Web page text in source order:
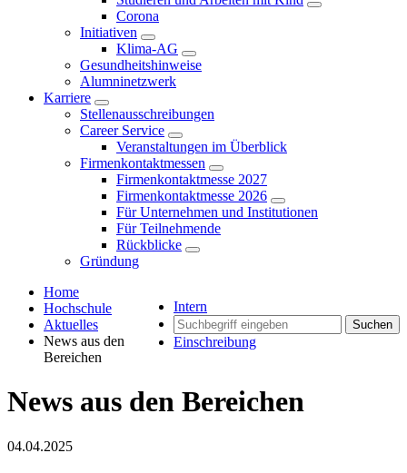
Corona
Initiativen
Klima-AG
Gesundheitshinweise
Alumninetzwerk
Karriere
Stellenausschreibungen
Career Service
Veranstaltungen im Überblick
Firmenkontaktmessen
Firmenkontaktmesse 2027
Firmenkontaktmesse 2026
Für Unternehmen und Institutionen
Für Teilnehmende
Rückblicke
Gründung
Intern
Suchen
Einschreibung
Home
Hochschule
Aktuelles
News aus den
Bereichen
News aus den Bereichen
04.04.2025